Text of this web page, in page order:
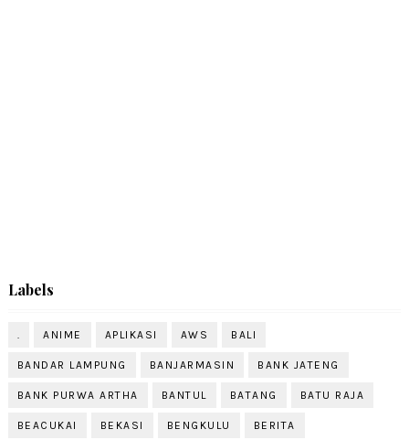
Labels
. ANIME APLIKASI AWS BALI
BANDAR LAMPUNG BANJARMASIN BANK JATENG
BANK PURWA ARTHA BANTUL BATANG BATU RAJA
BEACUKAI BEKASI BENGKULU BERITA